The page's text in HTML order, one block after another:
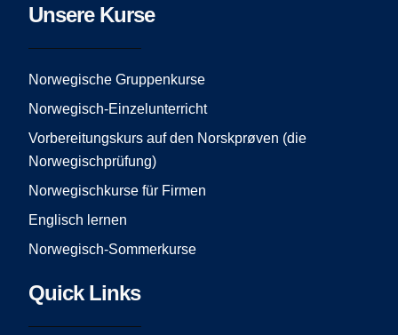
e
o
o
t
g
r
m
t
e
Unsere Kurse
Norwegische Gruppenkurse
Norwegisch-Einzelunterricht
Vorbereitungskurs auf den Norskprøven (die
Norwegischprüfung)
Norwegischkurse für Firmen
Englisch lernen
Norwegisch-Sommerkurse
Quick Links